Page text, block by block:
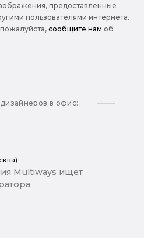
предоставленные
пользователями интернета.
сообщите нам об
в офис:
Multiways ищет